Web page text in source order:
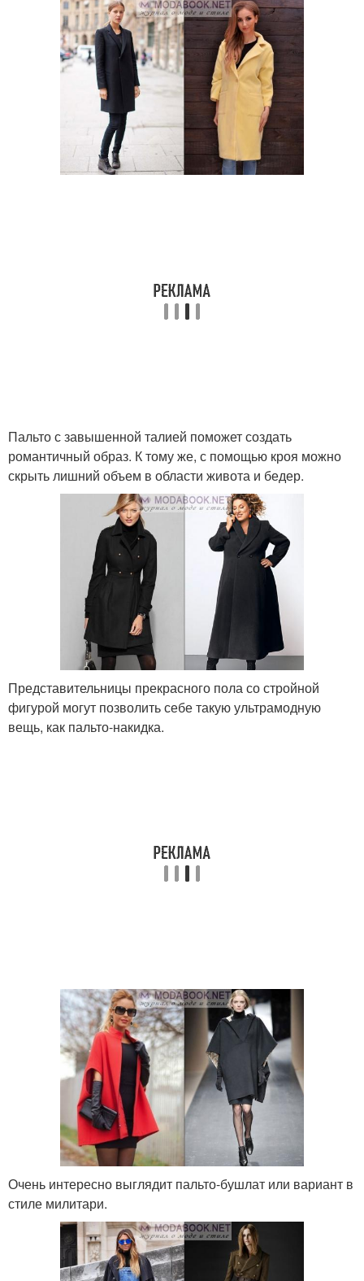
Пальто с завышенной талией поможет создать
романтичный образ. К тому же, с помощью кроя можно
скрыть лишний объем в области живота и бедер.
Представительницы прекрасного пола со стройной
фигурой могут позволить себе такую ультрамодную
вещь, как пальто-накидка.
Очень интересно выглядит пальто-бушлат или вариант в
стиле милитари.